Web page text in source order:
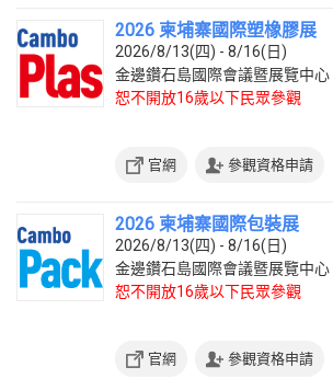
2026 柬埔寨國際塑橡膠展
2026/8/13(四) - 8/16(日)
金邊鑽石島國際會議暨展覽中心
恕不開放16歲以下民眾參觀
官網 參觀資格申請
2026 柬埔寨國際包裝展
2026/8/13(四) - 8/16(日)
金邊鑽石島國際會議暨展覽中心
恕不開放16歲以下民眾參觀
官網 參觀資格申請